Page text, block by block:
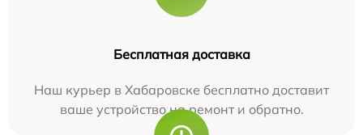
Бесплатная доставка
Наш курьер в Хабаровске бесплатно доставит
ваше устройство на ремонт и обратно.